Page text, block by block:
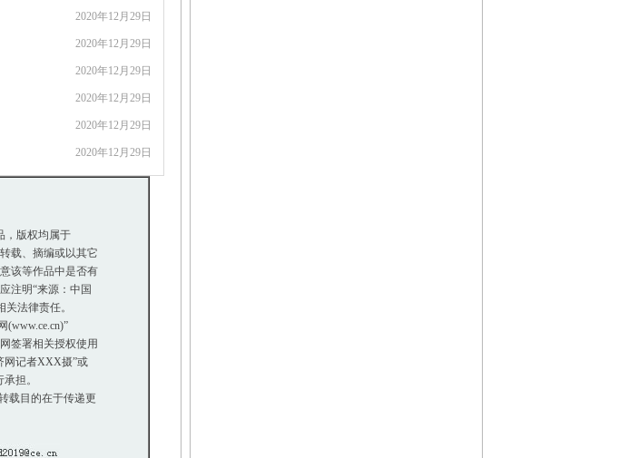
2020年12月29日
2020年12月29日
2020年12月29日
2020年12月29日
2020年12月29日
2020年12月29日
，版权均属于
载、摘编或以其它
该等作品中是否有
注明“来源：中国
法律责任。
(www.ce.cn)”
签署相关授权使用
网记者XXX摄”或
担。
载目的在于传递更